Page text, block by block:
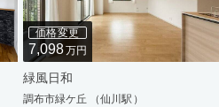
価格変更
7,098万円
緑風日和
調布市緑ケ丘 （仙川駅）